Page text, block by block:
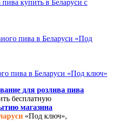
пива в Беларуси «Под ключ»
для розлива пива
бесплатную
магазина
«Под ключ»,